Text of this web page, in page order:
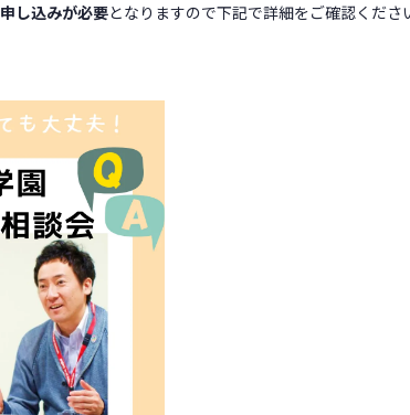
申し込みが必要となりますので下記で詳細をご確認くださ